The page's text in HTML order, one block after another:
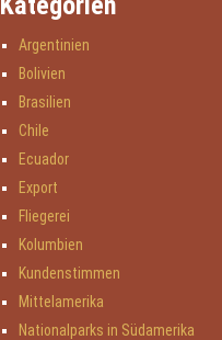
Argentinien
Bolivien
Brasilien
Chile
Ecuador
Export
Fliegerei
Kolumbien
Kundenstimmen
Mittelamerika
Nationalparks in Südamerika